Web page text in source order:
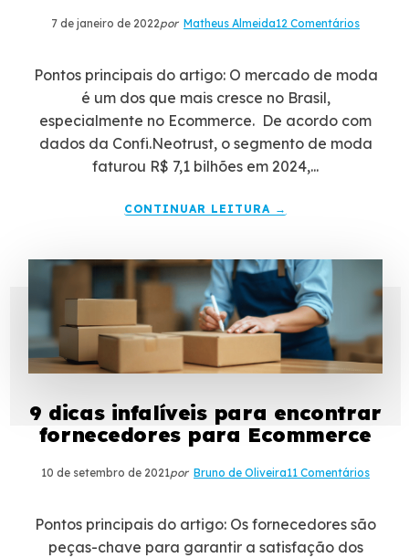
7 de janeiro de 2022por Matheus Almeida12 Comentários
Pontos principais do artigo: O mercado de moda
é um dos que mais cresce no Brasil,
especialmente no Ecommerce. De acordo com
dados da Confi.Neotrust, o segmento de moda
faturou R$ 7,1 bilhões em 2024,...
CONTINUAR LEITURA →
9 dicas infalíveis para encontrar
fornecedores para Ecommerce
10 de setembro de 2021por Bruno de Oliveira11 Comentários
Pontos principais do artigo: Os fornecedores são
peças-chave para garantir a satisfação dos